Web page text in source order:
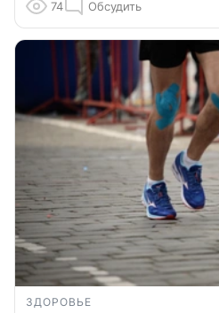
74 Обсудить
ЗДОРОВЬЕ